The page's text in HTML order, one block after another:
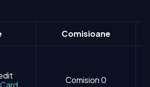
Comisioane
Comision 0